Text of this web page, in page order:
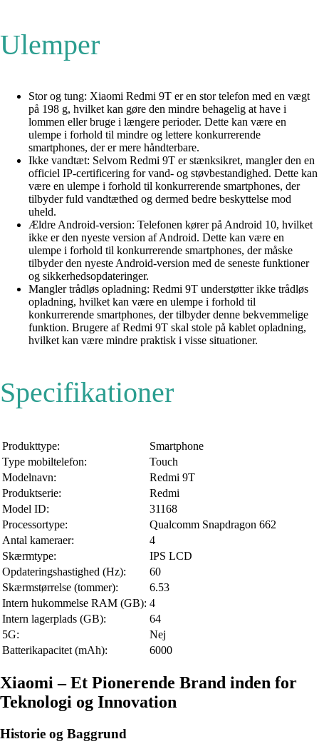
Ulemper
Stor og tung: Xiaomi Redmi 9T er en stor telefon med en vægt
på 198 g, hvilket kan gøre den mindre behagelig at have i
lommen eller bruge i længere perioder. Dette kan være en
ulempe i forhold til mindre og lettere konkurrerende
smartphones, der er mere håndterbare.
Ikke vandtæt: Selvom Redmi 9T er stænksikret, mangler den en
officiel IP-certificering for vand- og støvbestandighed. Dette kan
være en ulempe i forhold til konkurrerende smartphones, der
tilbyder fuld vandtæthed og dermed bedre beskyttelse mod
uheld.
Ældre Android-version: Telefonen kører på Android 10, hvilket
ikke er den nyeste version af Android. Dette kan være en
ulempe i forhold til konkurrerende smartphones, der måske
tilbyder den nyeste Android-version med de seneste funktioner
og sikkerhedsopdateringer.
Mangler trådløs opladning: Redmi 9T understøtter ikke trådløs
opladning, hvilket kan være en ulempe i forhold til
konkurrerende smartphones, der tilbyder denne bekvemmelige
funktion. Brugere af Redmi 9T skal stole på kablet opladning,
hvilket kan være mindre praktisk i visse situationer.
Specifikationer
Produkttype:
Smartphone
Type mobiltelefon:
Touch
Modelnavn:
Redmi 9T
Produktserie:
Redmi
Model ID:
31168
Processortype:
Qualcomm Snapdragon 662
Antal kameraer:
4
Skærmtype:
IPS LCD
Opdateringshastighed (Hz):
60
Skærmstørrelse (tommer):
6.53
Intern hukommelse RAM (GB): 4
Intern lagerplads (GB):
64
5G:
Nej
Batterikapacitet (mAh):
6000
Xiaomi – Et Pionerende Brand inden for
Teknologi og Innovation
Historie og Baggrund